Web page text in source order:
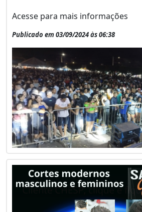
Acesse para mais informações
Publicado em 03/09/2024 às 06:38